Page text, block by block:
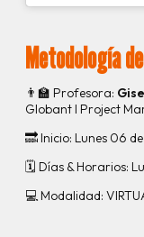
Metodología
👨‍🏫 Profesora:
Globant I Project
🔜 Inicio: Lunes 06
🗓️ Días & Horarios:
💻 Modalidad: